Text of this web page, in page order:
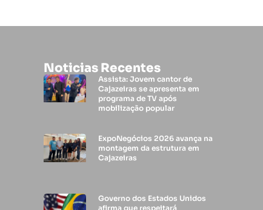
Noticias Recentes
Assista: Jovem cantor de
Cajazeiras se apresenta em
programa de TV após
mobilização popular
ExpoNegócios 2026 avança na
montagem da estrutura em
Cajazeiras
Governo dos Estados Unidos
afirma que respeitará